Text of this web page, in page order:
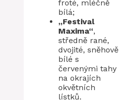
froté, mléčně
bílá;
„Festival
Maxima“,
středně rané,
dvojité, sněhově
bílé s
červenými tahy
na okrajích
okvětních
lístků.